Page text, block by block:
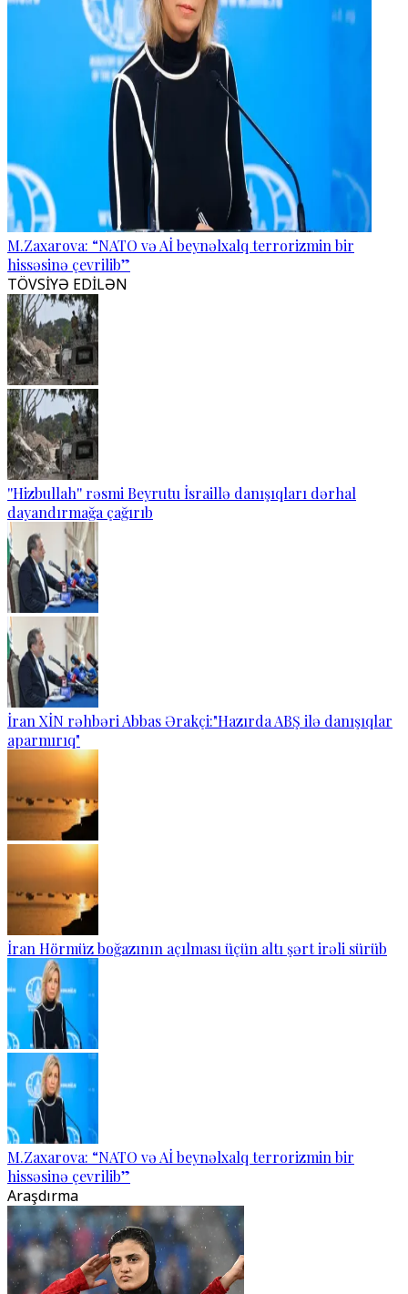
M.Zaxarova: “NATO və Aİ beynəlxalq terrorizmin bir
hissəsinə çevrilib”
TÖVSİYƏ EDİLƏN
''Hizbullah'' rəsmi Beyrutu İsraillə danışıqları dərhal
dayandırmağa çağırıb
İran XİN rəhbəri Abbas Ərakçi:"Hazırda ABŞ ilə danışıqlar
aparmırıq"
İran Hörmüz boğazının açılması üçün altı şərt irəli sürüb
M.Zaxarova: “NATO və Aİ beynəlxalq terrorizmin bir
hissəsinə çevrilib”
Araşdırma